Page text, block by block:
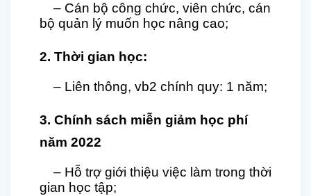
– Cán bộ công chức, viên chức, cán
bộ quản lý muốn học nâng cao;
2. Thời gian học:
– Liên thông, vb2 chính quy: 1 năm;
3. Chính sách miễn giảm học phí
năm 2022
– Hỗ trợ giới thiệu việc làm trong thời
gian học tập;